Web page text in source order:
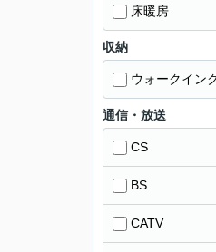
床暖房
収納
ウォークイン
通信・放送
CS
BS
CATV